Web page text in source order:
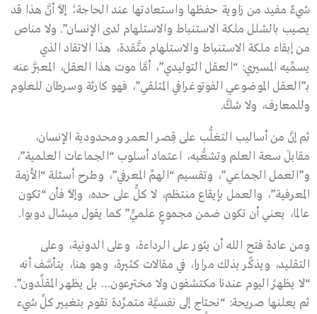
شيءٌ مفيد من زاوية حفظها واستعادتها عند الحاجة؛ إلاَّ أنَّ هذا قد
يصيب بالشلل ملكة الاستنباط والاستلهام لدى الإنسان”. ولا مناص
من إبقاء ملكة الاستنباط والاستلهام متَّقدة، هذا الاتقاد الذي
يسمِّيه المسيري: “العقل التوليدي”، أمَّا موت هذا العقل، المعبَّر عنه
بـ”العقل الموضوعي الفوتوغرافي المتلقي”، فهو كارثة وسرطان للعلوم
وللمعارف، ولا شكَّ.
ثم إنَّ من أساليب التغلُّب على قِصر العمر ومحدودية الإنسان،
مقابلَ سعة العلم وتشعُّبه، اعتماد أسلوب “الجماعات العلمية”،
و”العمل الجماعي”، وتقسيم “الهمِّ المعرفي”، وطرح أسئلة “الأزمة
المعرفية”، والعمل بإيقاع منتظم، لا كلٌّ على حده، وإلاَّ فأن “تكون
عالما، يعني أن تكون ضمن مجموعٍ علميٍّ” كما يقول ميشال دوبوا.
ومن عادة فتح الله أن يثور على الرداءة، وعلى الدونية، وعلى
التقليد، ويذكِّر بذلك مرارا، في مقالات كثيرة، وهو هنا، يتأسَّف أنه
“لا يظهرُ اليوم عندنا مكتشفون ولا مخترعون… بل يظهر المقلِّدون”.
ثم يعلنها صريحة: “نحتاج إلى نفسيَّة متمرِّدة تقوم بتغيير كلِّ شيء